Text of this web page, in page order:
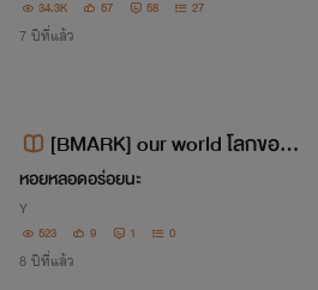
34.3K 57 58 27
7 ปีที่แล้ว
[BMARK] our world โลกของเร
า
หอยหลอดอร่อยนะ
Y
523 9 1 0
8 ปีที่แล้ว